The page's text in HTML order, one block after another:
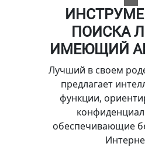
ПОИСКА
ИМЕЮЩИЙ
Лучший в своем
предлагает
функции,
обеспечивающие